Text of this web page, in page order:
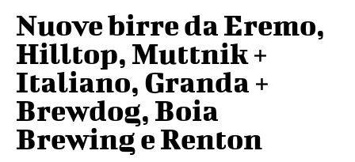
Nuove birre da Eremo,
Hilltop, Muttnik +
Italiano, Granda +
Brewdog, Boia
Brewing e Renton